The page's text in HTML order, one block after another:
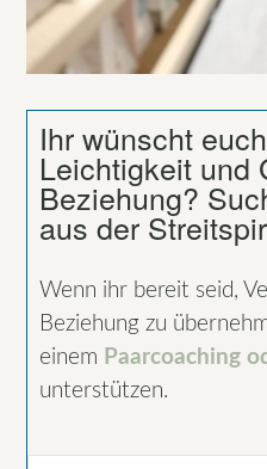
Ihr wünscht
Leichtigkeit und
Beziehung?
aus der
Wenn ihr bereit seid,
Beziehung zu
einem Paarcoaching
unterstützen.